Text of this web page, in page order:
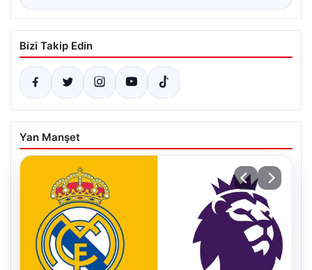
Bizi Takip Edin
Yan Manşet